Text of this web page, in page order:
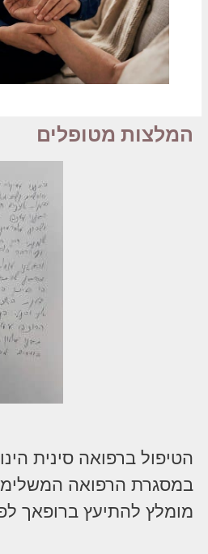
המלצות מטופלים
הטיפול ברפואה סינית
במסגרת הרפואה
מומלץ להתיעץ ברופאך